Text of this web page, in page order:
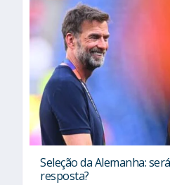
Seleção da Alemanha:
resposta?